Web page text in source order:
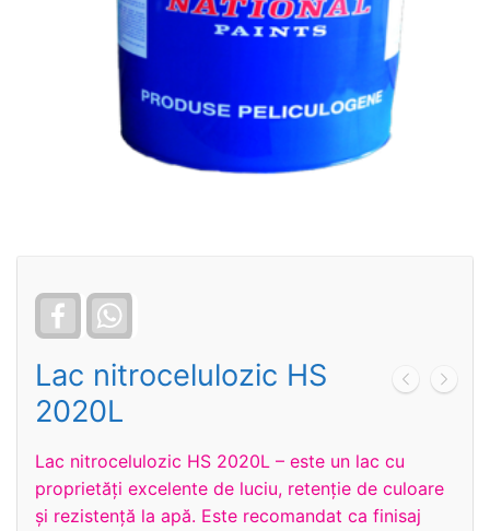
Facebook
Lac nitrocelulozic HS
2020L
Lac nitrocelulozic HS 2020L – este un lac cu
proprietăți excelente de luciu, retenție de culoare
și rezistență la apă. Este recomandat ca finisaj